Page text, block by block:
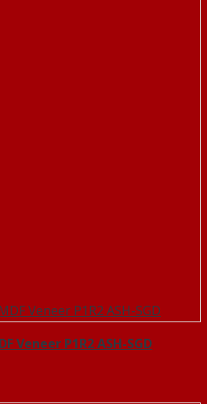
Veneer P1R2 ASH-SGD